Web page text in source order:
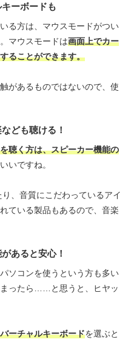
ーボードも
る方は、マウスモードがつい
マウスモードは画面上でカー
ることができます。
があるものではないので、使
ども聴ける！
聴く方は、スピーカー機能の
いですね。
、音質にこだわっているアイ
ている製品もあるので、音楽
あると安心！
ソコンを使うという方も多い
ったら……と思うと、ヒヤッ
ーチャルキーボードを選ぶと